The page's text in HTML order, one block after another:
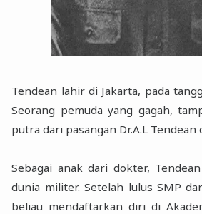
Tendean lahir di Jakarta, pada
Seorang pemuda yang gagah,
putra dari pasangan Dr.A.L Tendean
Sebagai anak dari dokter,
dunia militer. Setelah lulus SMP
beliau mendaftarkan diri di